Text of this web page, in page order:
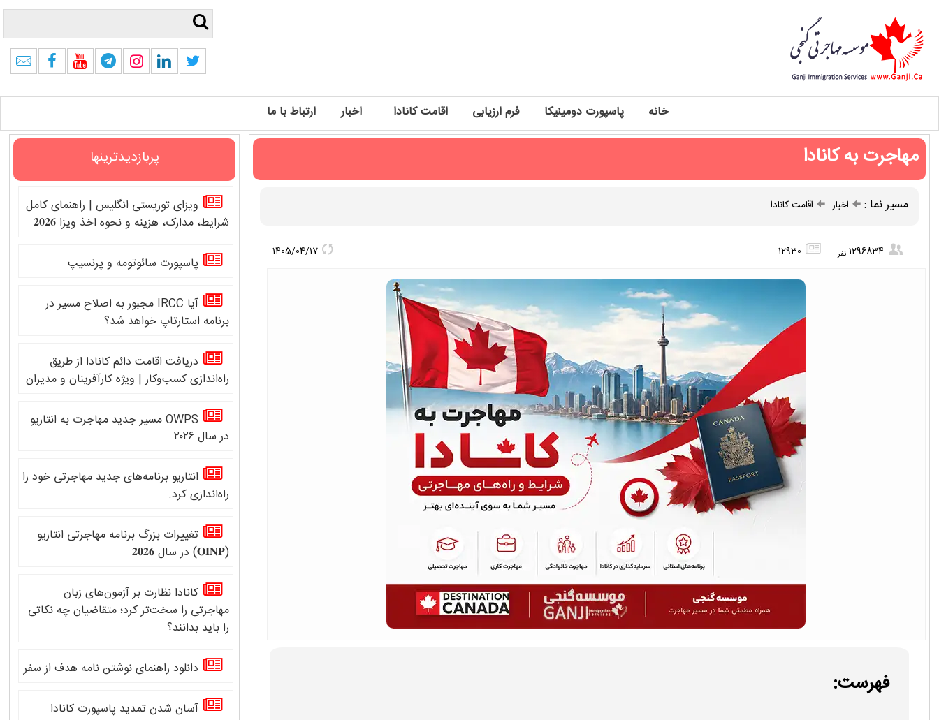
خانه پاسپورت دومینیکا فرم ارزیابی اقامت کانادا اخبار ارتباط با ما
مهاجرت به کانادا
مسیر نما : اخبار اقامت کانادا
نفر 1405/04/17 12930
فهرست:
پربازدیدترینها
ویزای توریستی انگلیس | راهنمای کامل
شرایط، مدارک، هزینه و نحوه اخذ ویزا 𝟐𝟎𝟐𝟔
پاسپورت سائوتومه و پرنسیپ
آیا IRCC مجبور به اصلاح مسیر در
برنامه استارتاپ خواهد شد؟
دریافت اقامت دائم کانادا از طریق
راه‌اندازی کسب‌وکار | ویژه کارآفرینان و مدیران
OWPS مسیر جدید مهاجرت به انتاریو
در سال ۲۰۲۶
انتاریو برنامه‌های جدید مهاجرتی خود را
راه‌اندازی کرد.
تغییرات بزرگ برنامه مهاجرتی انتاریو
(𝐎𝐈𝐍𝐏) در سال 𝟐𝟎𝟐𝟔
کانادا نظارت بر آزمون‌های زبان
مهاجرتی را سخت‌تر کرد؛ متقاضیان چه نکاتی
را باید بدانند؟
دانلود راهنمای نوشتن نامه هدف از سفر
آسان شدن تمدید پاسپورت کانادا